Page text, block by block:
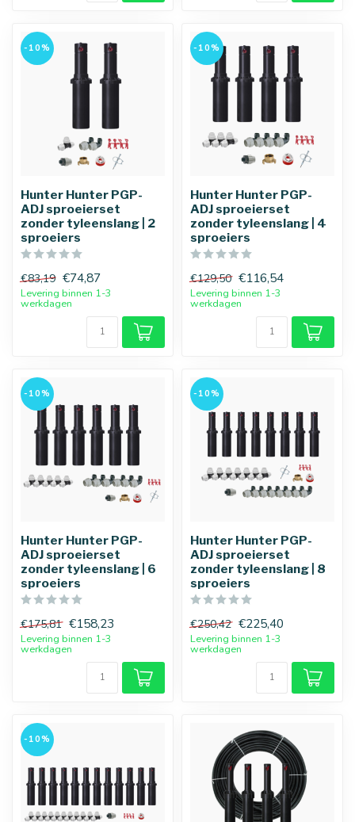
-10%
Hunter Hunter PGP-
ADJ sproeierset
zonder tyleenslang | 2
sproeiers
€83,19 €74,87
Levering binnen 1-3
werkdagen
-10%
Hunter Hunter PGP-
ADJ sproeierset
zonder tyleenslang | 4
sproeiers
€129,50 €116,54
Levering binnen 1-3
werkdagen
-10%
Hunter Hunter PGP-
ADJ sproeierset
zonder tyleenslang | 6
sproeiers
€175,81 €158,23
Levering binnen 1-3
werkdagen
-10%
Hunter Hunter PGP-
ADJ sproeierset
zonder tyleenslang | 8
sproeiers
€250,42 €225,40
Levering binnen 1-3
werkdagen
-10%